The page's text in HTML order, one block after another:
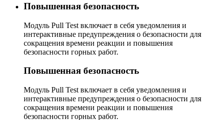
Повышенная безопасность
Модуль Pull Test включает в себя уведомления и
интерактивные предупреждения о безопасности для
сокращения времени реакции и повышения
безопасности горных работ.
Повышенная безопасность
Модуль Pull Test включает в себя уведомления и
интерактивные предупреждения о безопасности для
сокращения времени реакции и повышения
безопасности горных работ.